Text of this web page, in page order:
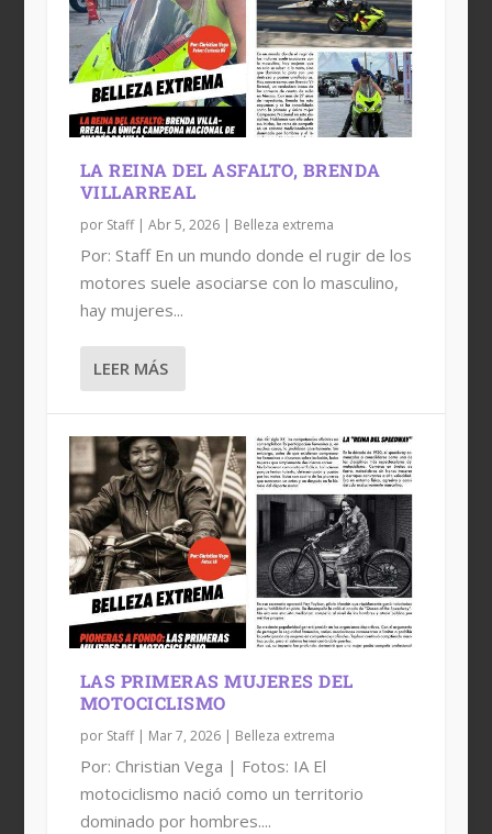
LA REINA DEL ASFALTO, BRENDA
VILLARREAL
por Staff| Abr 5, 2026| Belleza extrema
Por: Staff En un mundo donde el rugir de los
motores suele asociarse con lo masculino,
hay mujeres...
LEER MÁS
LAS PRIMERAS MUJERES DEL
MOTOCICLISMO
por Staff| Mar 7, 2026| Belleza extrema
Por: Christian Vega | Fotos: IA El
motociclismo nació como un territorio
dominado por hombres....